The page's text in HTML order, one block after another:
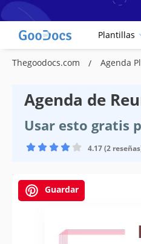
Plantillas
Thegoodocs.com Agenda
Agenda de
Usar esto gratis
4.17 (2
Guardar